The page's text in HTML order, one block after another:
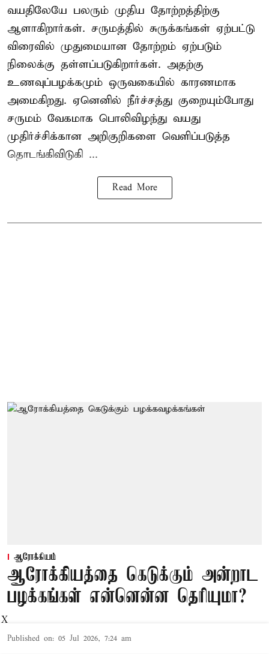
வயதிலேயே பலரும் முதிய தோற்றத்திற்கு
ஆளாகிறார்கள். சருமத்தில் சுருக்கங்கள் ஏற்பட்டு
விரைவில் முதுமையான தோற்றம் ஏற்படும்
நிலைக்கு தள்ளப்படுகிறார்கள். அதற்கு
உணவுப்பழக்கமும் ஒருவகையில் காரணமாக
அமைகிறது. ஏனெனில் நீர்ச்சத்து குறையும்போது
சருமம் வேகமாக பொலிவிழந்து வயது
முதிர்ச்சிக்கான அறிகுறிகளை வெளிப்படுத்த
தொடங்கிவிடுகி ...
Read More
ஆரோக்கியம்
ஆரோக்கியத்தை கெடுக்கும் அன்றாட
பழக்கங்கள் என்னென்ன தெரியுமா?
Published on: 05 Jul 2026, 7:24 am
X